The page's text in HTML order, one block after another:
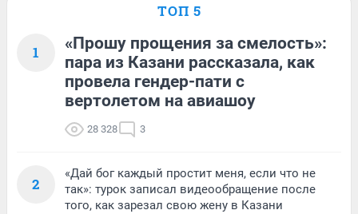
ТОП 5
1
«Прошу прощения за смелость»:
пара из Казани рассказала, как
провела гендер-пати с
вертолетом на авиашоу
28 328 3
2
«Дай бог каждый простит меня, если что не
так»: турок записал видеообращение после
того, как зарезал свою жену в Казани